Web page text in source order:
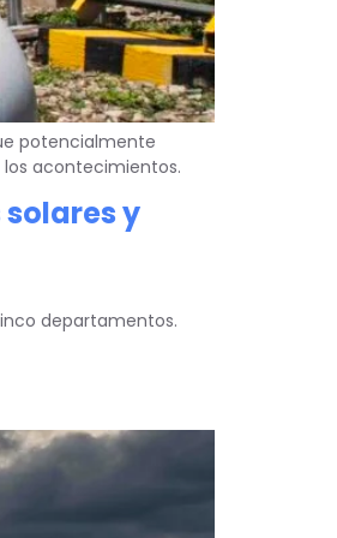
potencialmente
acontecimientos.
y
departamentos.